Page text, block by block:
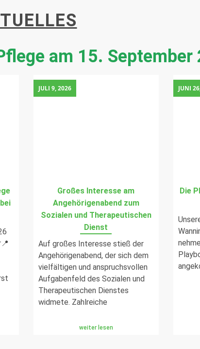
am 15. September
Großes Interesse am
Angehörigenabend zum
Sozialen und Therapeutischen
Dienst
JULI 9, 2026
Auf großes Interesse stieß der
Angehörigenabend, der sich dem
vielfältigen und anspruchsvollen
Aufgabenfeld des Sozialen und
Therapeutischen Dienstes
widmete. Zahlreiche
weiter lesen
Die
JUNI